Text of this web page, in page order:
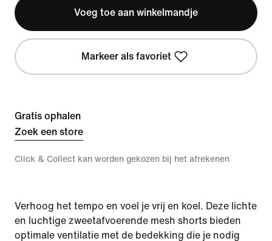
Voeg toe aan winkelmandje
Markeer als favoriet
Gratis ophalen
Zoek een store
Click & Collect kan worden gekozen bij het afrekenen
Verhoog het tempo en voel je vrij en koel. Deze lichte
en luchtige zweetafvoerende mesh shorts bieden
optimale ventilatie met de bedekking die je nodig